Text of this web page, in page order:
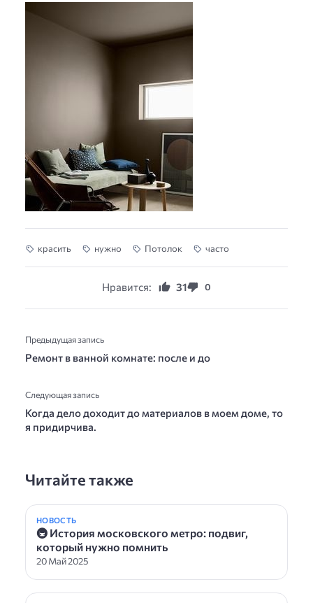
красить нужно Потолок часто
Нравится: 31 0
Предыдущая запись
Ремонт в ванной комнате: после и до
Следующая запись
Когда дело доходит до материалов в моем доме, то
я придирчива.
Читайте также
НОВОСТЬ
🚇 История московского метро: подвиг,
который нужно помнить
20 Май 2025